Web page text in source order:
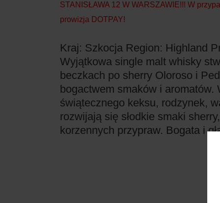
STANISŁAWA 12 W WARSZAWIE!!! W
prowizja DOTPAY!
Kraj: Szkocja Region: Highland
Wyjątkowa single malt whisky
beczkach po sherry Oloroso i
bogactwem smaków i
świątecznego keksu, rodzynek,
rozwijają się słodkie smaki
korzennych przypraw. Bogata i